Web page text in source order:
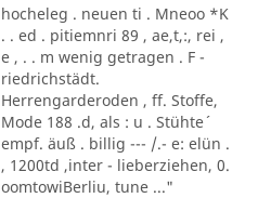
hocheleg . neuen ti . Mneoo *K
. . ed . pitiemnri 89 , ae,t,:, rei ,
e , . . m wenig getragen . F -
riedrichstädt.
Herrengarderoden , ff. Stoffe,
Mode 188 .d, als : u . Stühte´
empf. äuß . billig --- /.- e: elün .
, 1200td ,inter - lieberziehen, 0.
oomtowiBerliu, tune ..."